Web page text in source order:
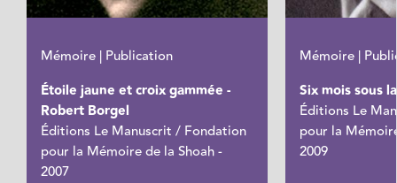
Mémoire | Publication
Étoile jaune et croix gammée -
Robert Borgel
Éditions Le Manuscrit / Fondation
pour la Mémoire de la Shoah -
2007
Mémoire |
Six mois sous
Éditions Le
pour la
2009